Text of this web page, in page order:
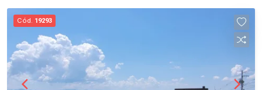
COMUNS Piscina com prainha Solarium Mirante
Wellness Espaço yoga Fitness interno e externo
Fireplace Espaços gourmet Lounges Wine bar
Coworking Lavanderia compartilhada Minimarket
Delivery room Bicicletário Diferenciais de
investimento: localização estratégica ao lado do
Cód. 19293